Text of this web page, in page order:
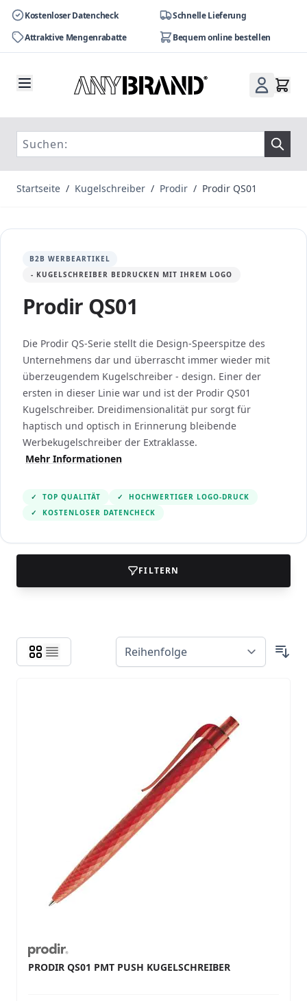
Kostenloser Datencheck
Schnelle Lieferung
Attraktive Mengenrabatte
Bequem online bestellen
Startseite / Kugelschreiber / Prodir / Prodir QS01
B2B WERBEARTIKEL
- KUGELSCHREIBER BEDRUCKEN MIT IHREM LOGO
Prodir QS01
Die Prodir QS-Serie stellt die Design-Speerspitze des
Unternehmens dar und überrascht immer wieder mit
überzeugendem Kugelschreiber - design. Einer der
ersten in dieser Linie war und ist der Prodir QS01
Kugelschreiber. Dreidimensionalität pur sorgt für
haptisch und optisch in Erinnerung bleibende
Werbekugelschreiber der Extraklasse.
Mehr Informationen
✓ TOP QUALITÄT ✓
HOCHWERTIGER LOGO-DRUCK
✓
KOSTENLOSER DATENCHECK
FILTERN
PRODIR QS01 PMT PUSH KUGELSCHREIBER